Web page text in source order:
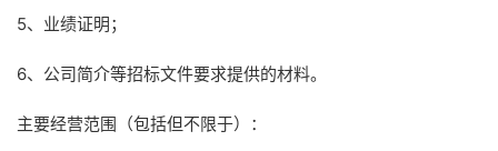
5、业绩证明；
6、公司简介等招标文件要求提供的材料。
主要经营范围（包括但不限于）：